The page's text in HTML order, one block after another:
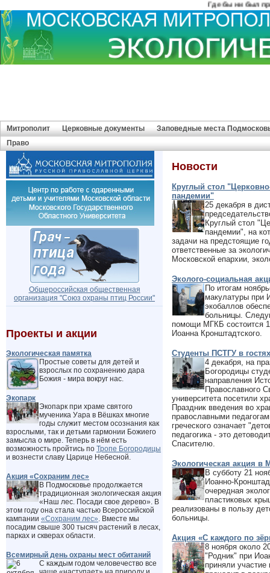
Где бы ни был
Митрополит Церковные документы
Заповедные места
Право
Новости
Круглый стол
пандемии"
25 декабря в
Круглый стол
пандемии", на
задачи на предстоящие
ответственные за
Московской епархии,
Эколого-социальная
По итогам
макулатуры при
экобаллов
больницы.
помощи МГКБ состоится
Иоанна Кронштадтского.
Студенты ПСТГУ в
4 декабря, на
Богородицы
направления
Православного
университета посетили
Праздник введения во
православными
греческого означает
педагогика - это
Спасителю.
Экологическая акция
В субботу 21
Иоанно-
очередная
пластиковых
реализованы в пользу
больницы.
Акция «С каждого по
8 ноября около
"Родник" при
приняли
Общероссийская общественная
организация "Cоюз охраны птиц России"
Проекты и акции
Экологическая памятка
Простые советы для детей и
взрослых по сохранению дара
Божия - мира вокруг нас.
Экопарк
Экопарк при храме святого
мученика Уара в Вёшках многие
годы служит местом осознания как
взрослыми, так и детьми гармонии Божиего
замысла о мире. Теперь в нём есть
возможность пройтись по Тропе Богородицы
и вознести славу Царице Небесной.
Акция «Сохраним лес»
В Подмосковье продолжается
традиционная экологическая акция
«Наш лес. Посади свое дерево». В
этом году она стала частью Всероссийской
кампании «Сохраним лес» . Вместе мы
посадим свыше 300 тысяч растений в лесах,
парках и скверах области.
Всемирный день охраны мест обитаний
С каждым годом человечество все